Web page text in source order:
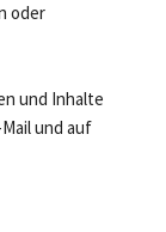
oder
und Inhalte
und auf